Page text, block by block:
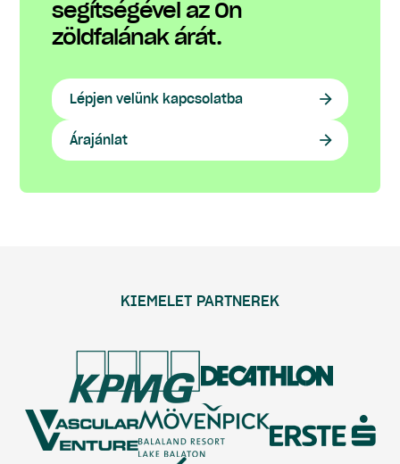
segítségével az Ön
zöldfalának árát.
Lépjen velünk kapcsolatba
Árajánlat
KIEMELET PARTNEREK